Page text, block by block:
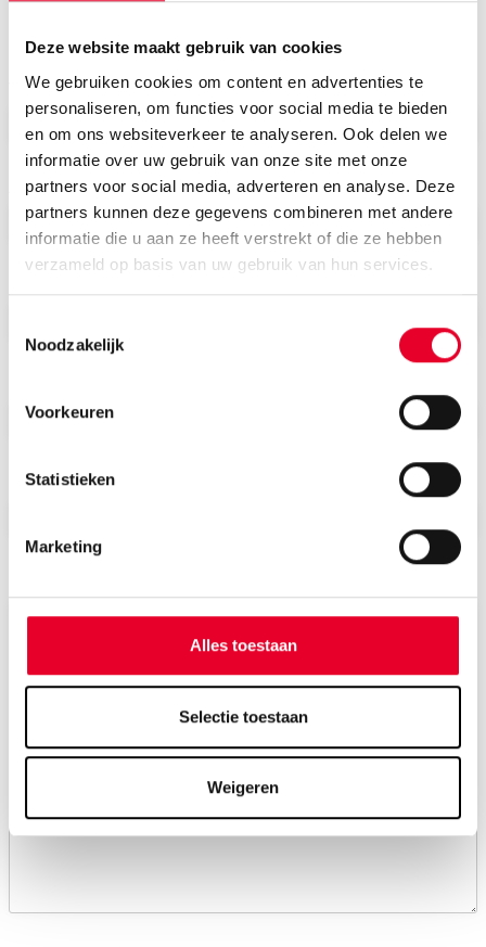
Deze website maakt gebruik van cookies
We gebruiken cookies om content en advertenties te
personaliseren, om functies voor social media te bieden
en om ons websiteverkeer te analyseren. Ook delen we
informatie over uw gebruik van onze site met onze
partners voor social media, adverteren en analyse. Deze
partners kunnen deze gegevens combineren met andere
informatie die u aan ze heeft verstrekt of die ze hebben
verzameld op basis van uw gebruik van hun services.
Noodzakelijk
Voorkeuren
Statistieken
Marketing
Alles toestaan
Selectie toestaan
Weigeren
specialist?
Voornaam
Achternaam
Telefoonnummer